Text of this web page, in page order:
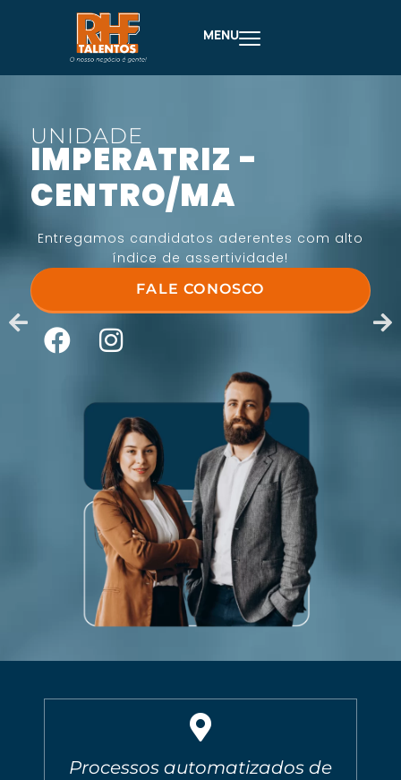
MENU
UNIDADE
IMPERATRIZ -
CENTRO/MA
Entregamos candidatos aderentes com alto
índice de assertividade!
FALE CONOSCO
Processos automatizados de